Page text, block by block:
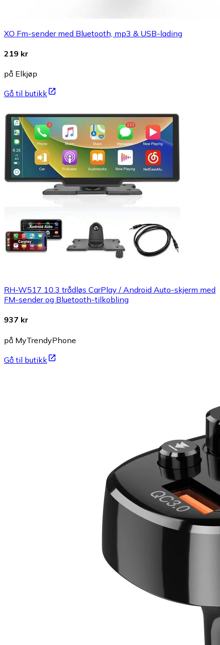
XO Fm-sender med Bluetooth, mp3 & USB-lading
219 kr
på Elkjøp
Gå til butikk
RH-W517 10.3 trådløs CarPlay / Android Auto-skjerm med
FM-sender og Bluetooth-tilkobling
937 kr
på MyTrendyPhone
Gå til butikk